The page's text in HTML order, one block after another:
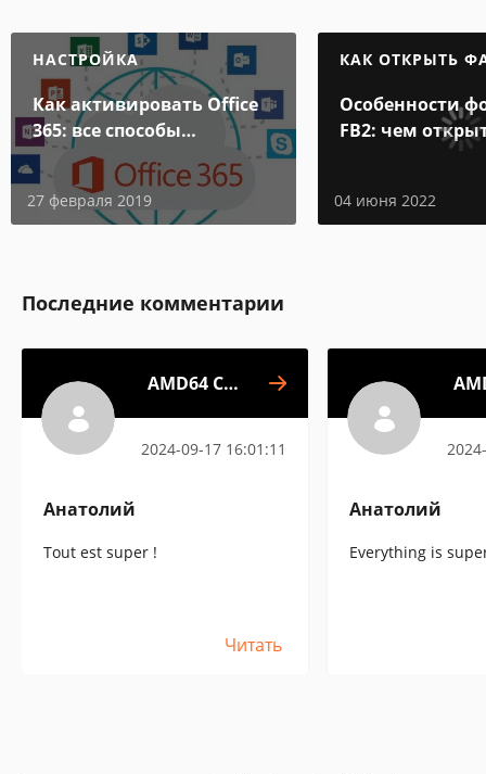
НАСТРОЙКА
Как активировать Office
365: все способы
активации
27 февраля 2019
КАК ОТКРЫТЬ
Особенности
FB2: чем
электронной
04 июня 2022
Последние комментарии
AMD64 CPU
2024-09-17 16:01:11
Анатолий
Tout est super !
Читать
Анатолий
Everything is